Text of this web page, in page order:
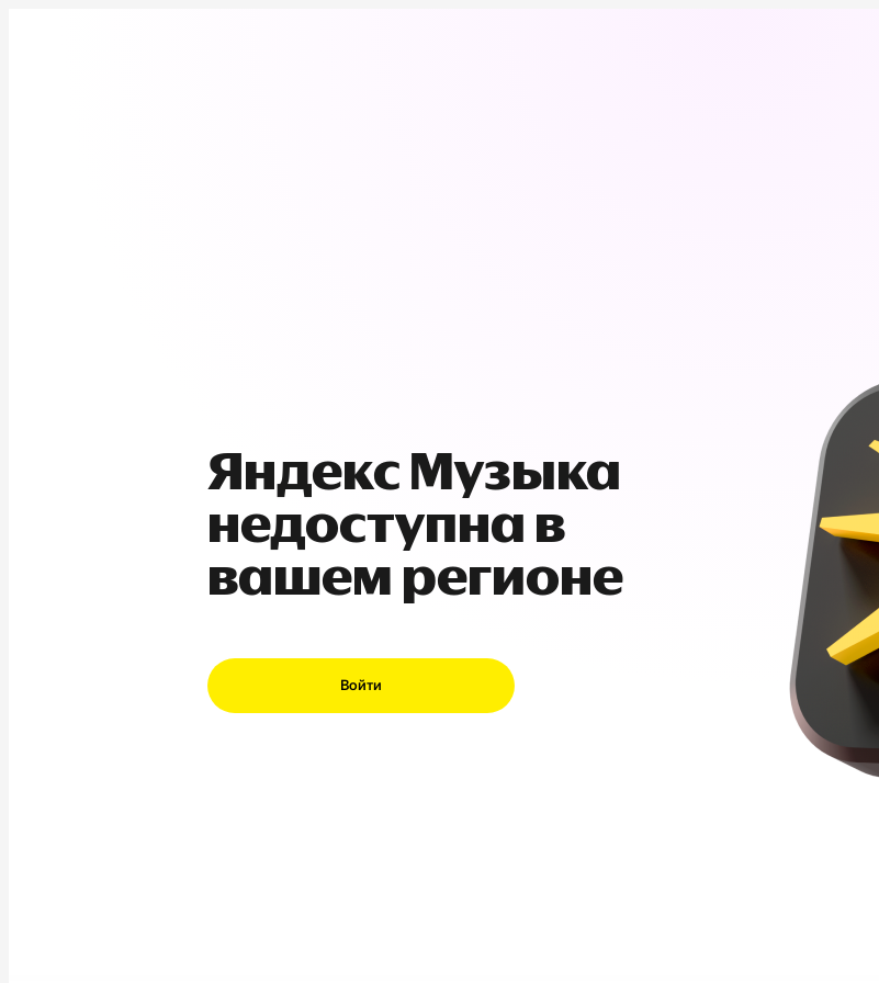
Яндекс Музыка
недоступна в
вашем регионе
Войти